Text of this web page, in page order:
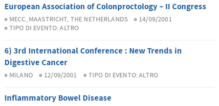
European Association of Colonproctology – II Congress
MECC, MAASTRICHT, THE NETHERLANDS
14/09/2001
TIPO DI EVENTO:ALTRO
6) 3rd International Conference : New Trends in
Digestive Cancer
MILANO 12/09/2001 TIPO DI EVENTO:ALTRO
Inflammatory Bowel Disease